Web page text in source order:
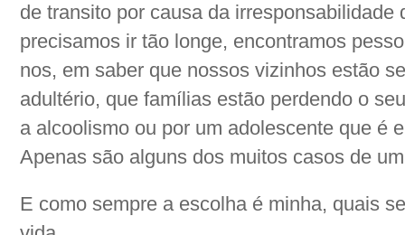
de transito por causa da irresponsabilidade
precisamos ir tão longe, encontramos
nos, em saber que nossos vizinhos estão
adultério, que famílias estão perdendo o
a alcoolismo ou por um adolescente que é
Apenas são alguns dos muitos casos de
E como sempre a escolha é minha, quais